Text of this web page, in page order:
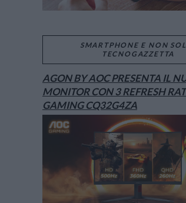
SMARTPHONE E NON
TECNOGAZZETTA
AGON BY AOC PRESENTA IL
MONITOR CON 3 REFRESH
GAMING CQ32G4ZA